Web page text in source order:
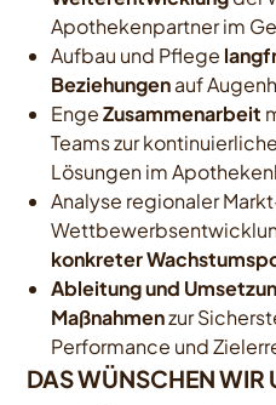
Apothekenpartner im
Aufbau und Pflege
Beziehungenauf
EngeZusammenarbeit
Teams zur
Lösungen im
Analyse regionaler
konkreter
Ableitung und
Maßnahmenzur
Performance und
DAS WÜNSCHEN WIR